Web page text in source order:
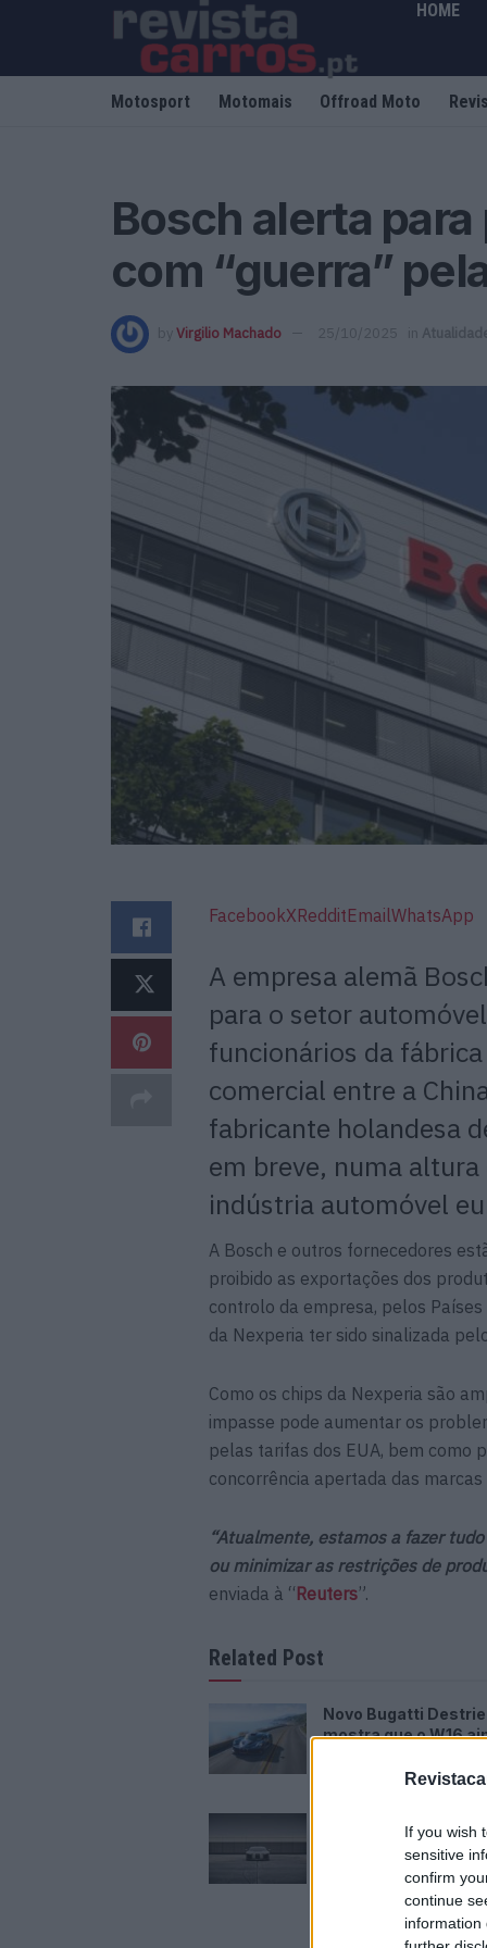
If you wish
sensitive
confirm
continue
information
HOME
Motosport Motomais Offroad Moto
Bosch alerta
com “guerra”
by Virgilio Machado 25/10/2025 in
FacebookXRedditEmailWhatsApp
A empresa alemã
para o setor
funcionários da
comercial entre a
fabricante holandesa
em breve, numa
indústria automóvel
A Bosch e outros fornecedores
proibido as exportações dos
controlo da empresa, pelos
da Nexperia ter sido sinalizada
Como os chips da Nexperia são
impasse pode aumentar os
pelas tarifas dos EUA, bem como
concorrência apertada das marcas
“Atualmente, estamos a fazer
ou minimizar as restrições de
enviada à “ Reuters”.
Related Post
Novo Bugatti
mostra que o W16
Audi criou o Nuvolari
tempo recorde e